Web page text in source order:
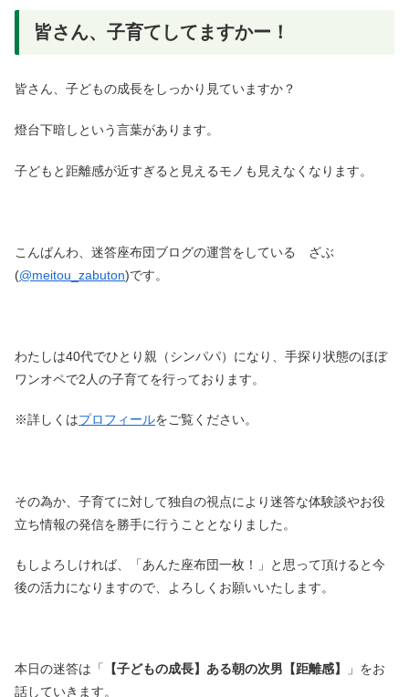
皆さん、子育てしてますかー！
皆さん、子どもの成長をしっかり見ていますか？
燈台下暗しという言葉があります。
子どもと距離感が近すぎると見えるモノも見えなくなります。
こんばんわ、迷答座布団ブログの運営をしている ざぶ
(@meitou_zabuton)です。
わたしは40代でひとり親（シンパパ）になり、手探り状態のほぼ
ワンオペで2人の子育てを行っております。
※詳しくはプロフィールをご覧ください。
その為か、子育てに対して独自の視点により迷答な体験談やお役
立ち情報の発信を勝手に行うこととなりました。
もしよろしければ、「あんた座布団一枚！」と思って頂けると今
後の活力になりますので、よろしくお願いいたします。
本日の迷答は「 【子どもの成長】ある朝の次男【距離感】
」をお
話していきます。